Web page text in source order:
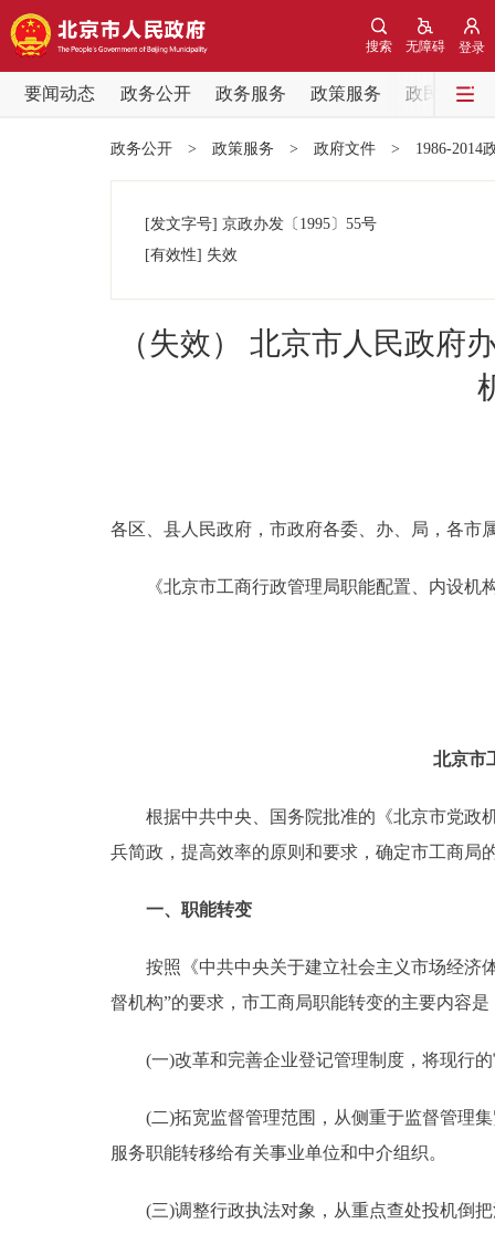
登录
无障碍
搜索
要闻动态 政务公开 政务服务 政策服务
政民互动
党中央精神
政务公开
政民互动
12345网上接诉即办
参与调查
绿色北京
政务公开 > 政策服务 > 政府文件 > 1986-2014
[发文字号] 京政办发 〔1995〕 55号
[有效性] 失效
（失效） 北京市人民政府
各区、县人民政府，市政府各委、办、局，各市
《北京市工商行政管理局职能配置、内设机构
北京市
根据中共中央、国务院批准的《北京市党政机
兵简政，提高效率的原则和要求，确定市工商局
一、职能转变
按照《中共中央关于建立社会主义市场经济体
督机构”的要求，市工商局职能转变的主要内容是
(一)改革和完善企业登记管理制度，将现行的
(二)拓宽监督管理范围，从侧重于监督管理集
服务职能转移给有关事业单位和中介组织。
(三)调整行政执法对象，从重点查处投机倒把